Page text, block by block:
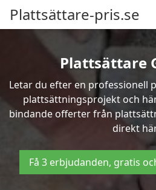
Plattsättare-pris.se
Plattsättare
Letar du efter en professionell
plattsättningsprojekt och
bindande offerter från
direkt
Få 3 erbjudanden, gratis